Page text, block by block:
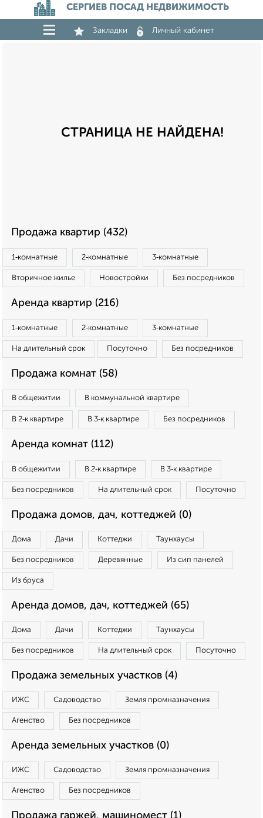
СЕРГИЕВ ПОСАД НЕДВИЖИМОСТЬ
Закладки Личный кабинет
СТРАНИЦА НЕ НАЙДЕНА!
Продажа квартир (432)
1‑комнатные 2‑комнатные 3‑комнатные
Вторичное жилье Новостройки Без посредников
Аренда квартир (216)
1‑комнатные 2‑комнатные 3‑комнатные
На длительный срок Посуточно Без посредников
Продажа комнат (58)
В общежитии В коммунальной квартире
В 2‑к квартире В 3‑к квартире Без посредников
Аренда комнат (112)
В общежитии В 2‑к квартире В 3‑к квартире
Без посредников На длительный срок Посуточно
Продажа домов, дач, коттеджей (0)
Дома Дачи Коттеджи Таунхаусы
Без посредников Деревянные Из сип панелей
Из бруса
Аренда домов, дач, коттеджей (65)
Дома Дачи Коттеджи Таунхаусы
Без посредников На длительный срок Посуточно
Продажа земельных участков (4)
ИЖС Садоводство Земля промназначения
Агенство Без посредников
Аренда земельных участков (0)
ИЖС Садоводство Земля промназначения
Агенство Без посредников
Продажа гаржей, машиномест (1)